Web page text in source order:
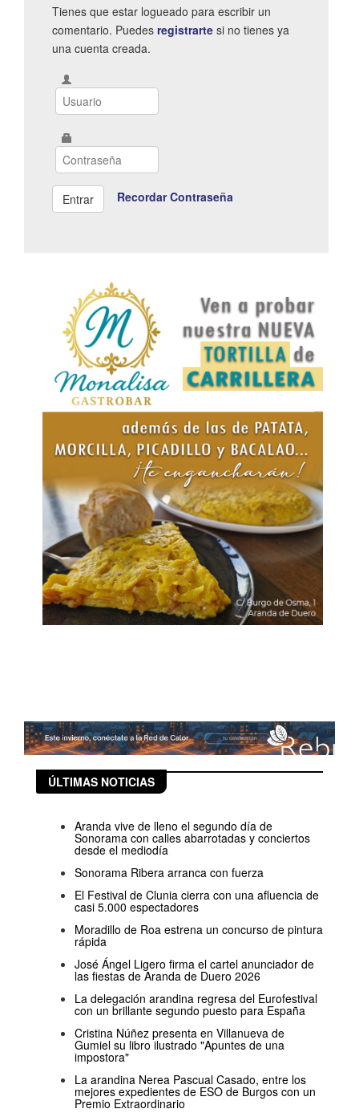
Tienes que estar logueado para escribir un
comentario. Puedes registrarte si no tienes ya
una cuenta creada.
Recordar Contraseña
ÚLTIMAS NOTICIAS
Aranda vive de lleno el segundo día de
Sonorama con calles abarrotadas y conciertos
desde el mediodía
Sonorama Ribera arranca con fuerza
El Festival de Clunia cierra con una afluencia de
casi 5.000 espectadores
Moradillo de Roa estrena un concurso de pintura
rápida
José Ángel Ligero firma el cartel anunciador de
las fiestas de Aranda de Duero 2026
La delegación arandina regresa del Eurofestival
con un brillante segundo puesto para España
Cristina Núñez presenta en Villanueva de
Gumiel su libro ilustrado "Apuntes de una
impostora"
La arandina Nerea Pascual Casado, entre los
mejores expedientes de ESO de Burgos con un
Premio Extraordinario